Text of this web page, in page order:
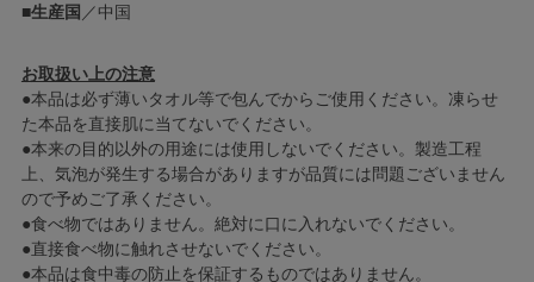
■生産国 ／中国
お取扱い上の注意
●本品は必ず薄いタオル等で包んでからご使用ください。凍らせ
た本品を直接肌に当てないでください。
●本来の目的以外の用途には使用しないでください。製造工程
上、気泡が発生する場合がありますが品質には問題ございません
ので予めご了承ください。
●食べ物ではありません。絶対に口に入れないでください。
●直接食べ物に触れさせないでください。
●本品は食中毒の防止を保証するものではありません。